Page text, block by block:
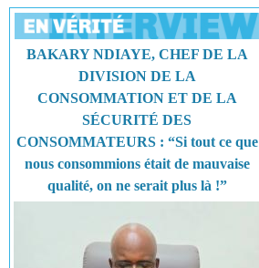
BAKARY NDIAYE, CHEF DE LA
DIVISION DE LA
CONSOMMATION ET DE LA
SÉCURITÉ DES
CONSOMMATEURS : “Si tout ce que
nous consommions était de mauvaise
qualité, on ne serait plus là !”